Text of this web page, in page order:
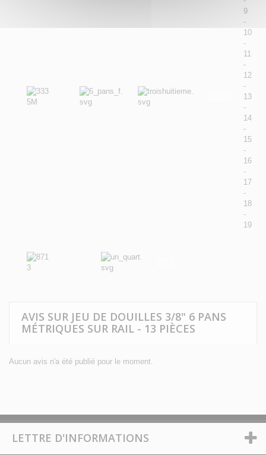
9
-
10
-
11
-
12
-
13
-
14
-
15
-
16
-
17
-
18
-
19
AVIS SUR JEU DE DOUILLES 3/8" 6 PANS
MÉTRIQUES SUR RAIL - 13 PIÈCES
Aucun avis n'a été publié pour le moment.
LETTRE D'INFORMATIONS